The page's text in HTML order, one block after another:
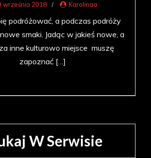
września 2018 Karolinaa
podróżować, a podczas podróży
smaki. Jadąc w jakieś nowe, a
inne kulturowo miejsce muszę
zapoznać […]
W Serwisie